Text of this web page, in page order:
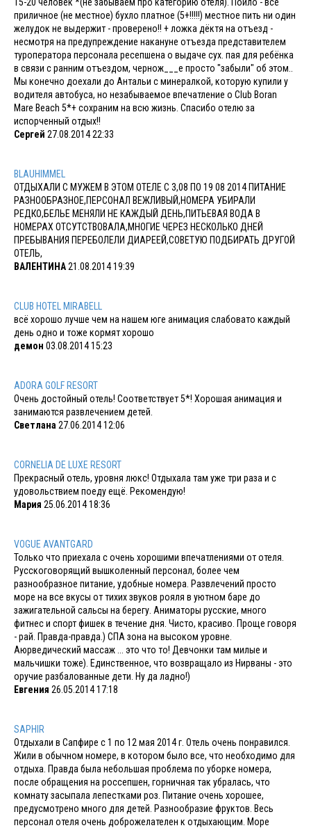
приличное (не местное) бухло платное (5+!!!!!) местное пить ни один
желудок не выдержит - проверено!! + ложка дёктя на отъезд -
несмотря на предупреждение накануне отъезда представителем
туроператора персонала ресепшена о выдаче сух. пая для ребёнка
в связи с ранним отъездом, чернож___е просто "забыли" об этом..
Мы конечно доехали до Антальи с минералкой, которую купили у
водителя автобуса, но незабываемое впечатление о Club Boran
Mare Beach 5*+ сохраним на всю жизнь. Спасибо отелю за
испорченный отдых!!
Сергей 27.08.2014 22:33
BLAUHIMMEL
ОТДЫХАЛИ С МУЖЕМ В ЭТОМ ОТЕЛЕ С 3,08 ПО 19 08 2014 ПИТАНИЕ
РАЗНООБРАЗНОЕ,ПЕРСОНАЛ ВЕЖЛИВЫЙ,НОМЕРА УБИРАЛИ
РЕДКО,БЕЛЬЕ МЕНЯЛИ НЕ КАЖДЫЙ ДЕНЬ,ПИТЬЕВАЯ ВОДА В
НОМЕРАХ ОТСУТСТВОВАЛА,МНОГИЕ ЧЕРЕЗ НЕСКОЛЬКО ДНЕЙ
ПРЕБЫВАНИЯ ПЕРЕБОЛЕЛИ ДИАРЕЕЙ,СОВЕТУЮ ПОДБИРАТЬ ДРУГОЙ
ОТЕЛЬ,
ВАЛЕНТИНА21.08.2014 19:39
CLUB HOTEL MIRABELL
всё хорошо лучше чем на нашем юге анимация слабовато каждый
день одно и тоже кормят хорошо
демон 03.08.2014 15:23
ADORA GOLF RESORT
Очень достойный отель! Соответствует 5*! Хорошая анимация и
занимаются развлечением детей.
Светлана 27.06.2014 12:06
CORNELIA DE LUXE RESORT
Прекрасный отель, уровня люкс! Отдыхала там уже три раза и с
удовольствием поеду ещё. Рекомендую!
Мария 25.06.2014 18:36
VOGUE AVANTGARD
Только что приехала с очень хорошими впечатлениями от отеля.
Русскоговорящий вышколенный персонал, более чем
разнообразное питание, удобные номера. Развлечений просто
море на все вкусы от тихих звуков рояля в уютном баре до
зажигательной сальсы на берегу. Аниматоры русские, много
фитнес и спорт фишек в течение дня. Чисто, красиво. Проще говоря
- рай. Правда-правда.) СПА зона на высоком уровне.
Аюрведический массаж ... это что то! Девчонки там милые и
мальчишки тоже). Единственное, что возвращало из Нирваны - это
оручие разбалованные дети. Ну да ладно!)
Евгения 26.05.2014 17:18
SAPHIR
Отдыхали в Сапфире с 1 по 12 мая 2014 г. Отель очень понравился.
Жили в обычном номере, в котором было все, что необходимо для
отдыха. Правда была небольшая проблема по уборке номера,
после обращения на россепшен, горничная так убралась, что
комнату засыпала лепестками роз. Питание очень хорошее,
предусмотрено много для детей. Разнообразие фруктов. Весь
персонал отеля очень доброжелателен к отдыхающим. Море